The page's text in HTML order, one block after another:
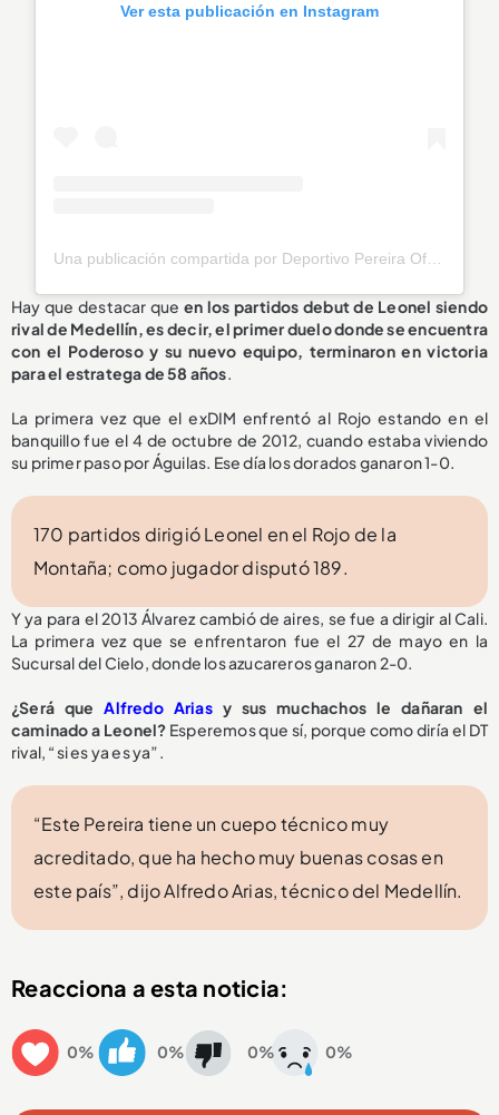
Ver esta publicación en Instagram
Hay que destacar queen los partidos debut de Leonel siendo
rival de Medellín, es decir, el primer duelo donde se encuentra
con el Poderoso y su nuevo equipo, terminaron en victoria
para el estratega de 58 años.
La primera vez que el exDIM enfrentó al Rojo estando en el
banquillo fue el 4 de octubre de 2012, cuando estaba viviendo
su primer paso por Águilas. Ese día los dorados ganaron 1-0.
170 partidos dirigió Leonel en el Rojo de la
Montaña; como jugador disputó 189.
Y ya para el 2013 Álvarez cambió de aires, se fue a dirigir al Cali.
La primera vez que se enfrentaron fue el 27 de mayo en la
Sucursal del Cielo, donde los azucareros ganaron 2-0.
¿Será queAlfredo Ariasy sus muchachos le dañaran el
caminado a Leonel? Esperemos que sí, porque como diría el DT
rival, “si es ya es ya”.
“Este Pereira tiene un cuepo técnico muy
acreditado, que ha hecho muy buenas cosas en
este país”, dijo Alfredo Arias, técnico del Medellín.
Reacciona a esta noticia:
0% 0% 0% 0%